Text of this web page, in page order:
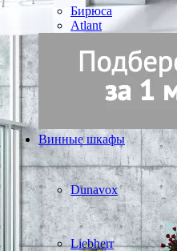
Бирюса
Atlant
Винные шкафы
Dunavox
Liebherr